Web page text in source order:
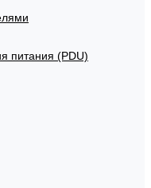
питания (PDU)